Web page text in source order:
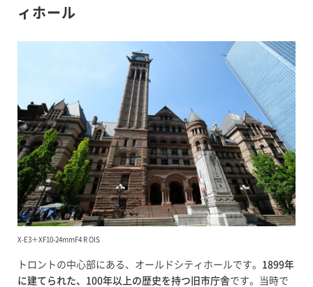
ィホール
X-E3＋XF10-24mmF4 R OIS
トロントの中心部にある、オールドシティホールです。 1899年
に建てられた、100年以上の歴史を持つ旧市庁舎です。当時で